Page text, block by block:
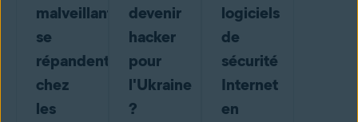
malveillants
se
répandent
chez
les
devenir
hacker
pour
l'Ukraine
?
logiciels
de
sécurité
Internet
en